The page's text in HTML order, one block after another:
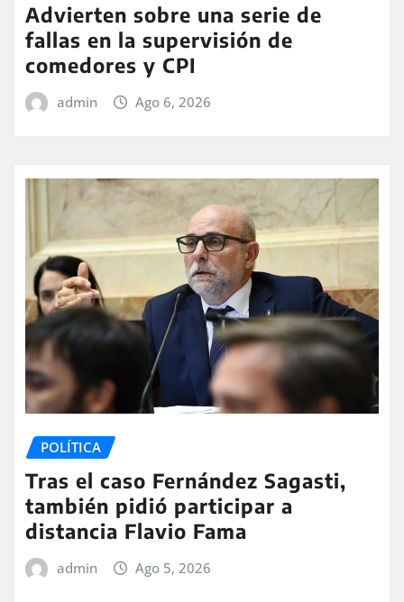
Advierten sobre una serie de
fallas en la supervisión de
comedores y CPI
admin Ago 6, 2026
POLÍTICA
Tras el caso Fernández Sagasti,
también pidió participar a
distancia Flavio Fama
admin Ago 5, 2026